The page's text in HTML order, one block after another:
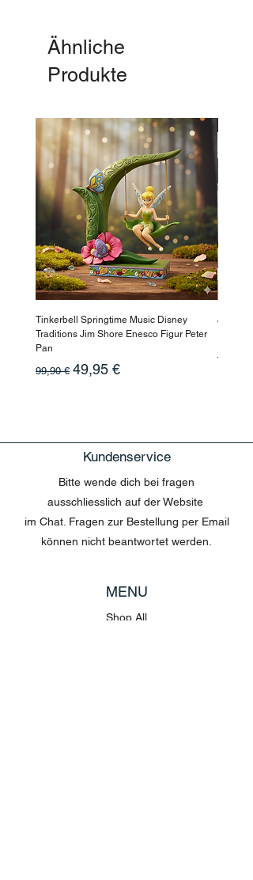
Ähnliche
Produkte
Tinkerbell Springtime Music Disney
Traditions Jim Shore Enesco Figur Peter
Pan
Standardpreis
99,90 € Sale-Preis
49,95 €
Jasmin
199,90 €
Kundenservice
Bitte wende dich bei fragen
ausschliesslich auf der Website
im Chat. Fragen zur Bestellung per Email
können nicht beantwortet werden.
MENU
Shop All